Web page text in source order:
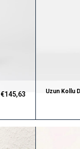
€145,63
Uzun Kollu